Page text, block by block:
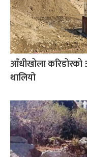
आँधीखोला करिडोरको
थालियो